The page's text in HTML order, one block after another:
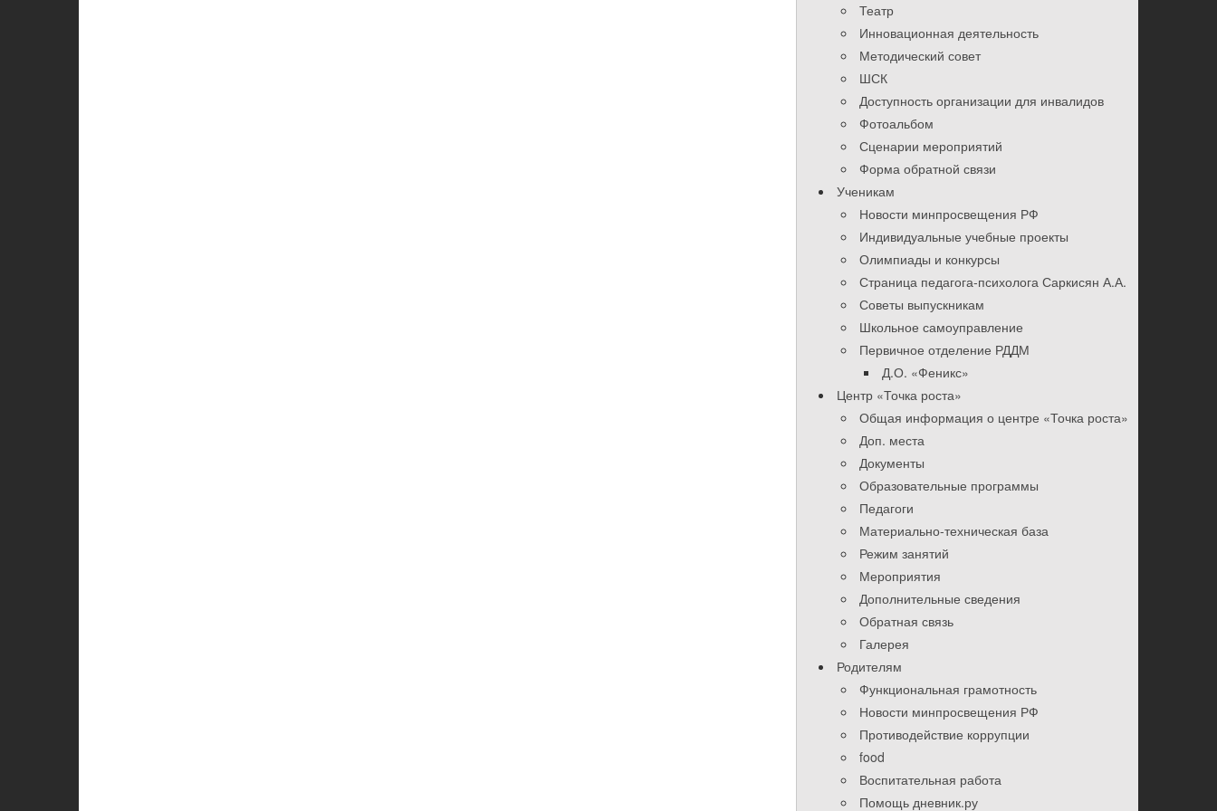
Театр
Инновационная деятельность
Методический совет
ШСК
Доступность организации для инвалидов
Фотоальбом
Сценарии мероприятий
Форма обратной связи
Ученикам
Новости минпросвещения РФ
Индивидуальные учебные проекты
Олимпиады и конкурсы
Страница педагога-психолога Саркисян А.А.
Советы выпускникам
Школьное самоуправление
Первичное отделение РДДМ
Д.О. «Феникс»
Центр «Точка роста»
Общая информация о центре «Точка роста»
Доп. места
Документы
Образовательные программы
Педагоги
Материально-техническая база
Режим занятий
Мероприятия
Дополнительные сведения
Обратная связь
Галерея
Родителям
Функциональная грамотность
Новости минпросвещения РФ
Противодействие коррупции
food
Воспитательная работа
Помощь дневник.ру